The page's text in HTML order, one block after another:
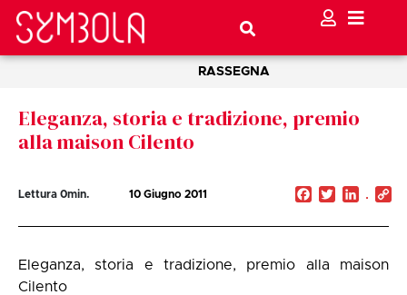
RASSEGNA
Eleganza, storia e tradizione, premio
alla maison Cilento
Lettura 0min. 10 Giugno 2011 Facebook
Twitter
Eleganza, storia e tradizione, premio alla maison
Cilento